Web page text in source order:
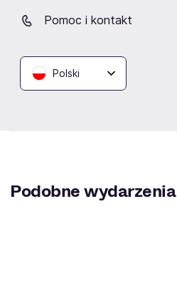
Pomoc i kontakt
Polski
Podobne wydarzenia